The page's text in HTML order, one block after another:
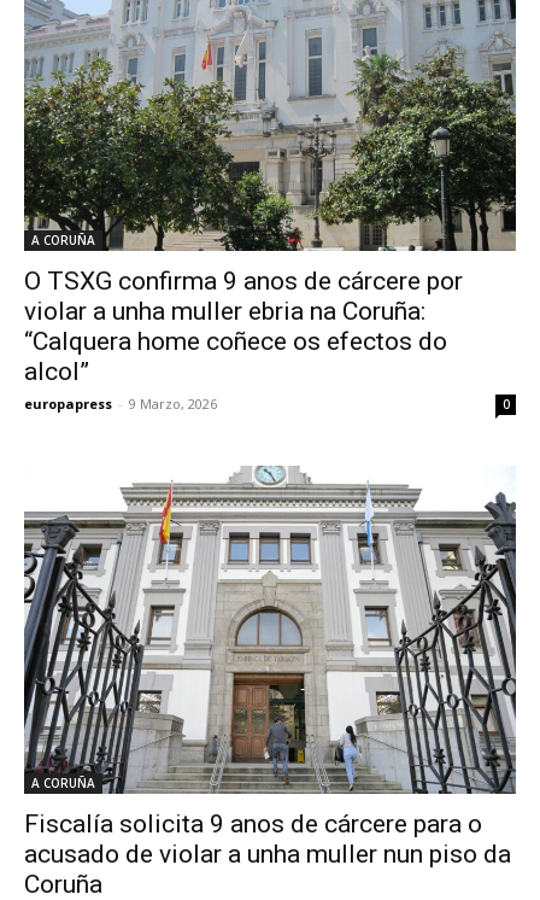
A CORUÑA
O TSXG confirma 9 anos de cárcere por
violar a unha muller ebria na Coruña:
“Calquera home coñece os efectos do
alcol”
europapress - 9 Marzo, 2026 0
A CORUÑA
Fiscalía solicita 9 anos de cárcere para o
acusado de violar a unha muller nun piso da
Coruña